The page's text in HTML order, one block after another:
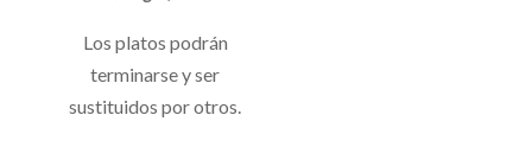
Los platos podrán
terminarse y ser
sustituidos por otros.